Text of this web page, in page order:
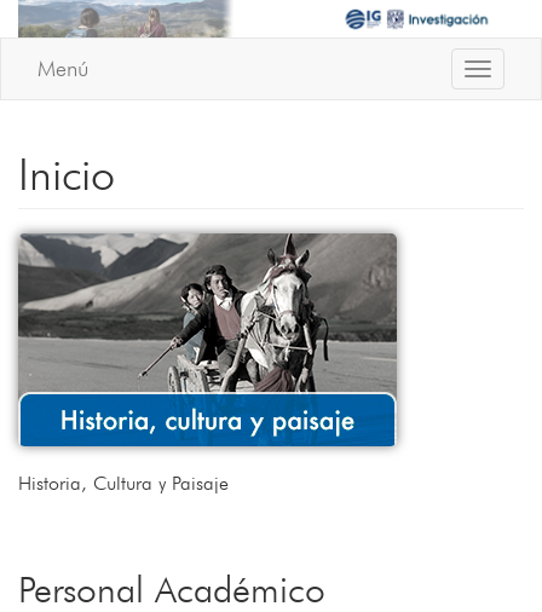
Toggle
Menú
Inicio
Historia, Cultura y Paisaje
Personal Académico